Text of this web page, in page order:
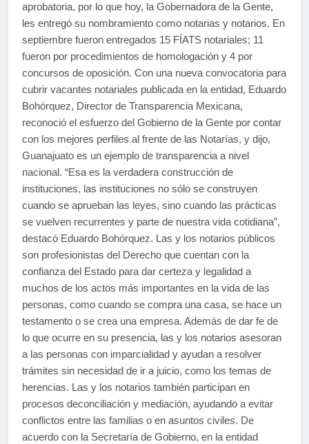
aprobatoria, por lo que hoy, la Gobernadora de la Gente,
les entregó su nombramiento como notarias y notarios. En
septiembre fueron entregados 15 FÍATS notariales; 11
fueron por procedimientos de homologación y 4 por
concursos de oposición. Con una nueva convocatoria para
cubrir vacantes notariales publicada en la entidad, Eduardo
Bohórquez, Director de Transparencia Mexicana,
reconoció el esfuerzo del Gobierno de la Gente por contar
con los mejores perfiles al frente de las Notarías, y dijo,
Guanajuato es un ejemplo de transparencia a nivel
nacional. “Esa es la verdadera construcción de
instituciones, las instituciones no sólo se construyen
cuando se aprueban las leyes, sino cuando las prácticas
se vuelven recurrentes y parte de nuestra vida cotidiana”,
destacó Eduardo Bohórquez. Las y los notarios públicos
son profesionistas del Derecho que cuentan con la
confianza del Estado para dar certeza y legalidad a
muchos de los actos más importantes en la vida de las
personas, como cuando se compra una casa, se hace un
testamento o se crea una empresa. Además de dar fe de
lo que ocurre en su presencia, las y los notarios asesoran
a las personas con imparcialidad y ayudan a resolver
trámites sin necesidad de ir a juicio, como los temas de
herencias. Las y los notarios también participan en
procesos deconciliación y mediación, ayudando a evitar
conflictos entre las familias o en asuntos civiles. De
acuerdo con la Secretaría de Gobierno, en la entidad